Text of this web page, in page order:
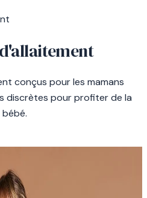
conçus pour les mamans
discrètes pour profiter de la